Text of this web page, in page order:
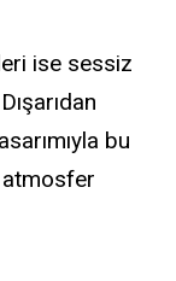
ise sessiz
bu